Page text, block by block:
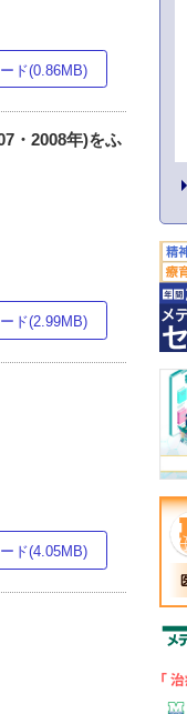
ド(0.86MB)
・2008年)をふ
ド(2.99MB)
ド(4.05MB)